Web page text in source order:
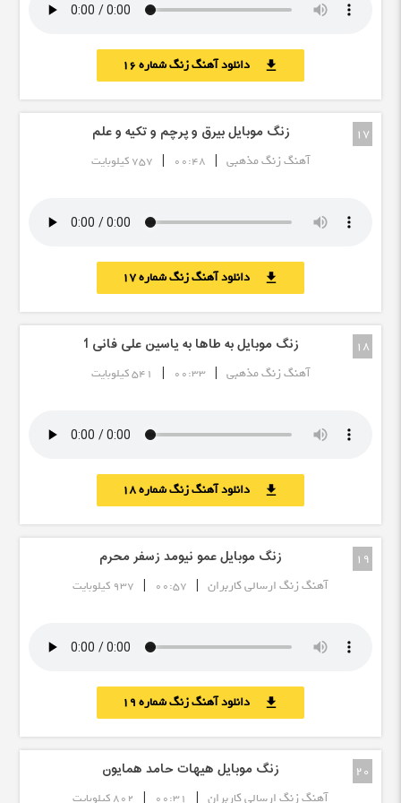
download دانلود آهنگ زنگ شماره 16
17 زنگ موبایل بیرق و پرچم و تکیه و علم
آهنگ زنگ مذهبی |
00:48
| 757 کیلوبایت
download دانلود آهنگ زنگ شماره 17
18 زنگ موبایل به طاها به یاسین علی فانی 1
آهنگ زنگ مذهبی |
00:33
| 541 کیلوبایت
download دانلود آهنگ زنگ شماره 18
19 زنگ موبایل عمو نیومد زسفر محرم
آهنگ زنگ ارسالی کاربران |
00:57
| 937 کیلوبایت
download دانلود آهنگ زنگ شماره 19
20 زنگ موبایل هیهات حامد همایون
آهنگ زنگ ارسالی کاربران 00:31 802 کیلوبایت